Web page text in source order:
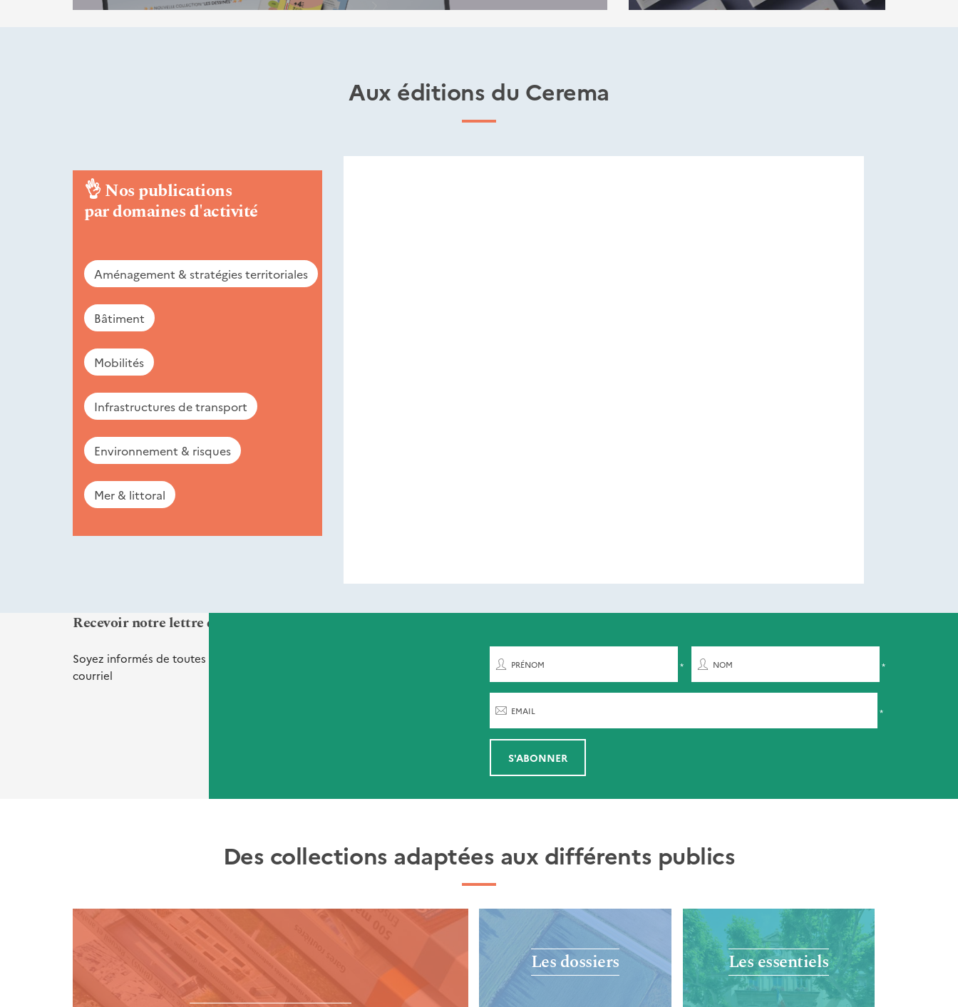
Aux éditions du Cerema
👌Nos publications
par domaines d'activité
Aménagement & stratégies territoriales
Bâtiment
Mobilités
Infrastructures de transport
Environnement & risques
Mer & littoral
Recevoir notre lettre d'informations Vient de paraître
Soyez informés de toutes nos
courriel
PRÉNOM NOM
EMAIL
S'ABONNER
Des collections adaptées aux différents publics
Les dossiers Les essentiels